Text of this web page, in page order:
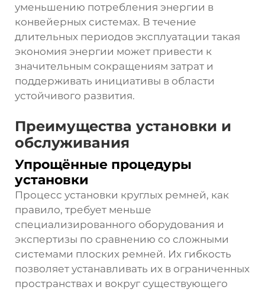
уменьшению потребления энергии в
конвейерных системах. В течение
длительных периодов эксплуатации такая
экономия энергии может привести к
значительным сокращениям затрат и
поддерживать инициативы в области
устойчивого развития.
Преимущества установки и
обслуживания
Упрощённые процедуры
установки
Процесс установки круглых ремней, как
правило, требует меньше
специализированного оборудования и
экспертизы по сравнению со сложными
системами плоских ремней. Их гибкость
позволяет устанавливать их в ограниченных
пространствах и вокруг существующего